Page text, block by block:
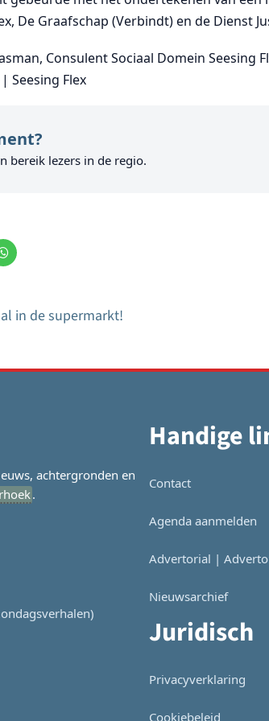
De Graafschap (Verbindt) en de Dienst
Consulent Sociaal Domein Seesing
Seesing Flex
bereik lezers in de regio.
in de supermarkt!
achtergronden en
.
Handige
Contact
Agenda aanmelden
Advertorial |
Nieuwsarchief
Juridisch
Privacyverklaring
Cookiebeleid